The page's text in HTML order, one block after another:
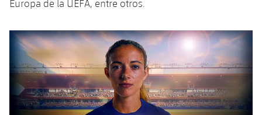
Europa de la UEFA, entre otros.